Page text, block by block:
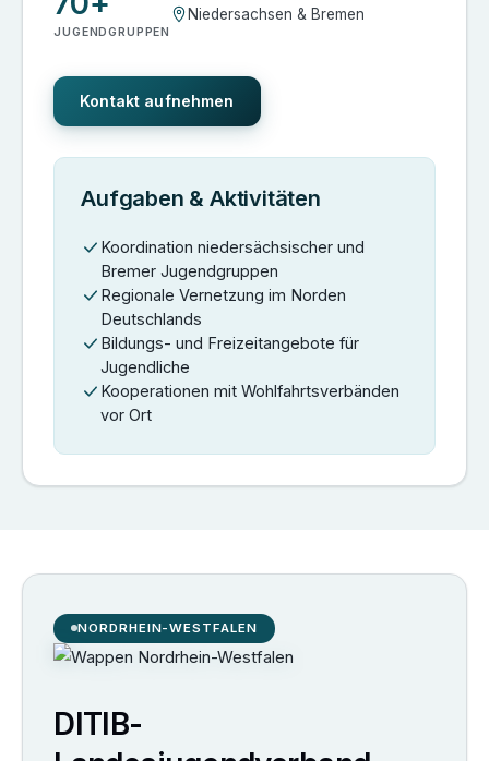
JUGENDGRUPPEN
Niedersachsen & Bremen
Kontakt aufnehmen
Aufgaben & Aktivitäten
Koordination niedersächsischer und
Bremer Jugendgruppen
Regionale Vernetzung im Norden
Deutschlands
Bildungs- und Freizeitangebote für
Jugendliche
Kooperationen mit Wohlfahrtsverbänden
vor Ort
NORDRHEIN-WESTFALEN
DITIB-